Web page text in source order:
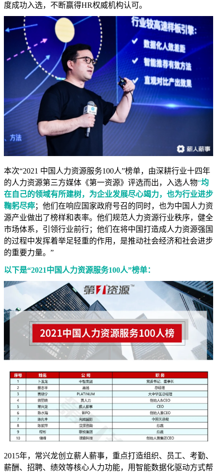
度成功入选，不断赢得HR权威机构认可。
本次“2021 中国人力资源服务100人”榜单，由深耕行业十四年
的人力资源第三方媒体《第一资源》评选而出，入选人物“均
在自己的领域有所建树，为企业发展尽心竭力，也为行业进步
鞠躬尽瘁；他们在响应国家政府号召的同时，也为中国人力资
源产业做出了榜样和表率。他们规范人力资源行业秩序，健全
市场体系，引领行业前行；他们在将中国打造成人力资源强国
的过程中发挥着举足轻重的作用，是推动社会经济和社会进步
的重要力量。”
以下是“2021中国人力资源服务100人”榜单：
2015年，常兴龙创立薪人薪事，重点打造组织、员工、考勤、
薪酬、招聘、绩效等核心人力功能，用智能数据化驱动方式帮